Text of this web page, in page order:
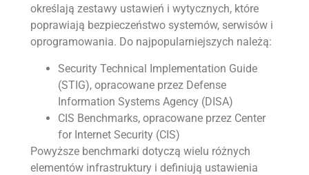
określają zestawy ustawień i wytycznych, które
poprawiają bezpieczeństwo systemów, serwisów i
oprogramowania. Do najpopularniejszych należą:
Security Technical Implementation Guide
(STIG), opracowane przez Defense
Information Systems Agency (DISA)
CIS Benchmarks, opracowane przez Center
for Internet Security (CIS)
Powyższe benchmarki dotyczą wielu różnych
elementów infrastruktury i definiują ustawienia